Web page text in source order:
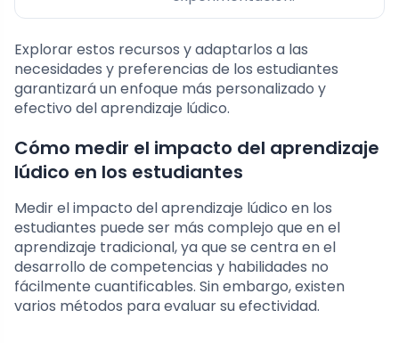
Explorar estos recursos y adaptarlos a las
necesidades y preferencias de los estudiantes
garantizará un enfoque más personalizado y
efectivo del aprendizaje lúdico.
Cómo medir el impacto del aprendizaje
lúdico en los estudiantes
Medir el impacto del aprendizaje lúdico en los
estudiantes puede ser más complejo que en el
aprendizaje tradicional, ya que se centra en el
desarrollo de competencias y habilidades no
fácilmente cuantificables. Sin embargo, existen
varios métodos para evaluar su efectividad.